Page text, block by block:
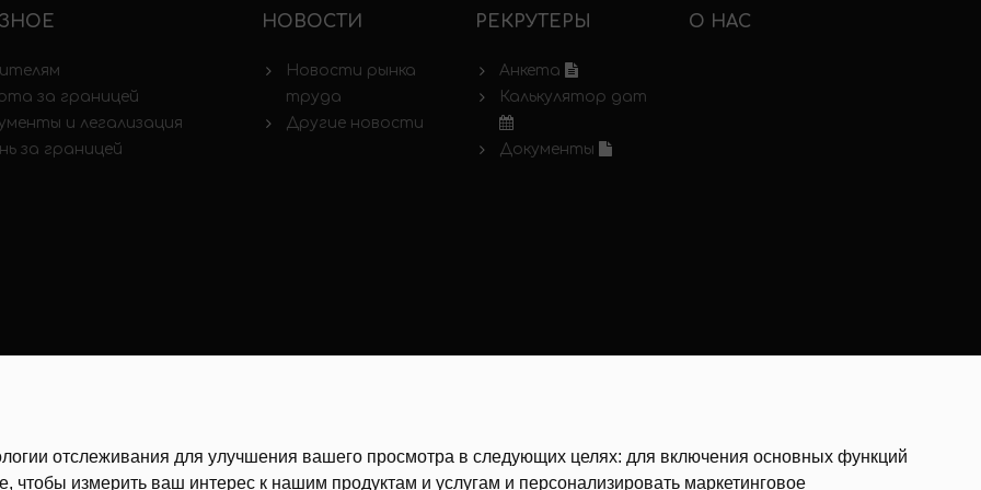
отслеживания для улучшения вашего просмотра в следующих целях: для включения основных функций
, чтобы измерить ваш интерес к нашим продуктам и услугам и персонализировать маркетинговое
за границей
и легализация
за границей
НОВОСТИ
Новости рынка
труда
Другие новости
РЕКРУТЕРЫ
Анкета
Калькулятор дат
Документы
О НАС